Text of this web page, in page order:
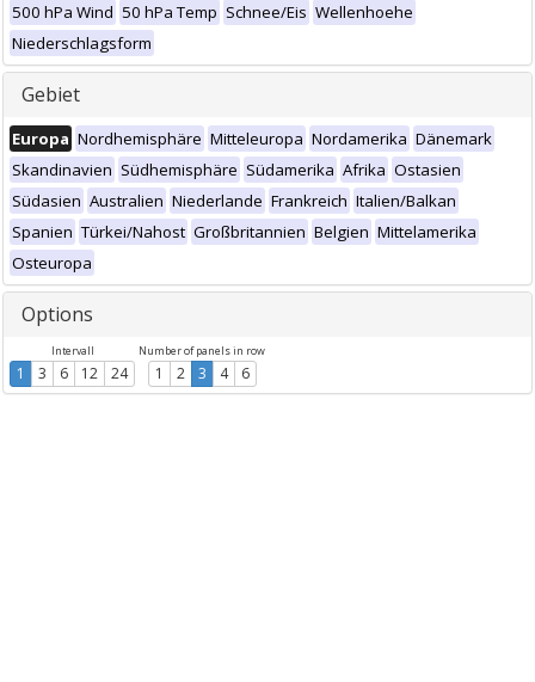
500 hPa Wind 50 hPa Temp Schnee/Eis Wellenhoehe
Niederschlagsform
Gebiet
Europa Nordhemisphäre Mitteleuropa Nordamerika Dänemark
Skandinavien Südhemisphäre Südamerika Afrika Ostasien
Südasien Australien Niederlande Frankreich Italien/Balkan
Spanien Türkei/Nahost Großbritannien Belgien Mittelamerika
Osteuropa
Options
Intervall
1 3 6 12 24
Number of panels in row
1 2 3 4 6